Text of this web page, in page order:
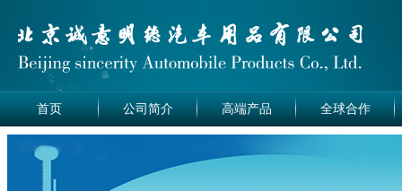
首页 公司简介 高端产品 全球合作